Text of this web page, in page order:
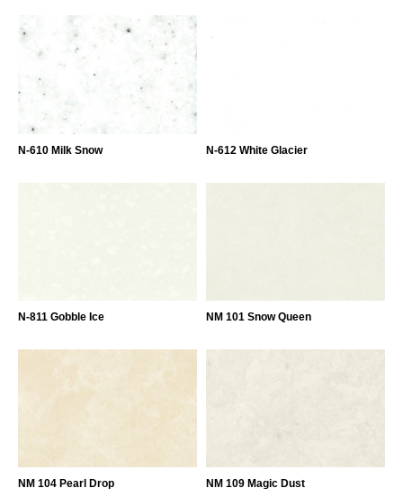
N-610 Milk Snow N-612 White Glacier
N-811 Gobble Ice NM 101 Snow Queen
NM 104 Pearl Drop NM 109 Magic Dust